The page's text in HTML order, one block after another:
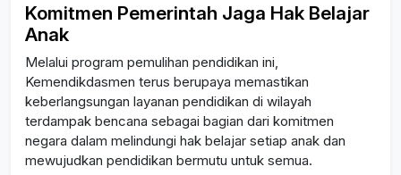
Komitmen Pemerintah Jaga Hak Belajar
Anak
Melalui program pemulihan pendidikan ini,
Kemendikdasmen terus berupaya memastikan
keberlangsungan layanan pendidikan di wilayah
terdampak bencana sebagai bagian dari komitmen
negara dalam melindungi hak belajar setiap anak dan
mewujudkan pendidikan bermutu untuk semua.